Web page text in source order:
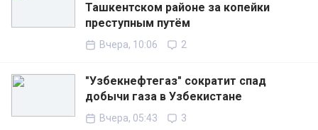
Ташкентском районе за копейки
преступным путём
Вчера, 10:06 2
"Узбекнефтегаз" сократит спад
добычи газа в Узбекистане
Вчера, 05:43 3